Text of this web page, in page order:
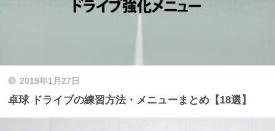
2019年1月27日
卓球 ドライブの練習方法・メニューまとめ【18選】